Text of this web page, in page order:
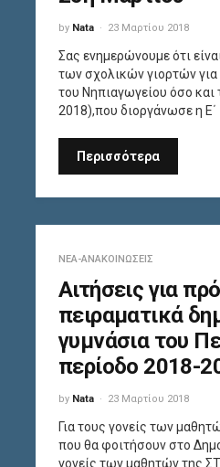
by Nata 23 Μαρτίου 2018
Σας ενημερώνουμε ότι
των σχολικών γιορτών
του Νηπιαγωγείου όσο και
2018),που διοργάνωσε η Ε΄
Περισσότερα
ΝΈΑ-ΑΝΑΚΟΙΝΏΣΕΙΣ
Αιτήσεις για
πειραματικά
γυμνάσια του
περίοδο 2018-
by Nata 23 Μαρτίου 2018
Για τους γονείς των
που θα φοιτήσουν στο
γονείς των μαθητών της